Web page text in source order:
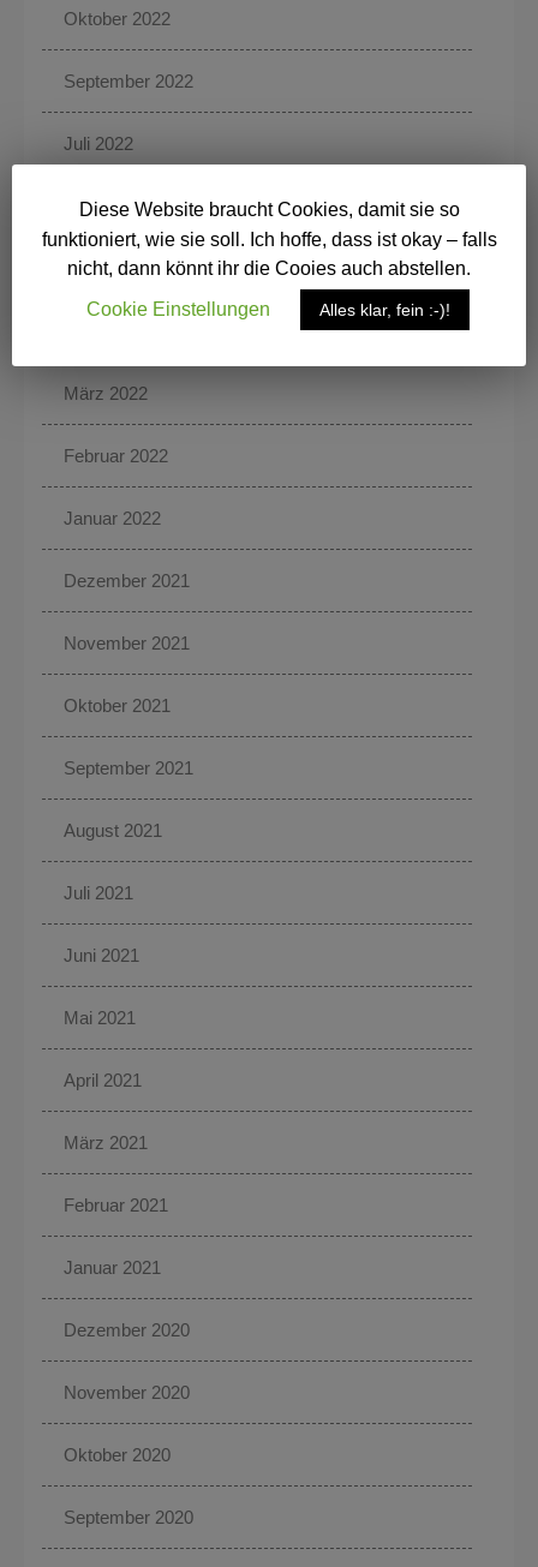
Oktober 2022
September 2022
Juli 2022
Juni 2022
Mai 2022
März 2022
Februar 2022
Januar 2022
Dezember 2021
November 2021
Oktober 2021
September 2021
August 2021
Juli 2021
Juni 2021
Mai 2021
April 2021
März 2021
Februar 2021
Januar 2021
Dezember 2020
November 2020
Oktober 2020
September 2020
Diese Website braucht Cookies, damit sie so
funktioniert, wie sie soll. Ich hoffe, dass ist okay – falls
nicht, dann könnt ihr die Cooies auch abstellen.
Cookie Einstellungen
Alles klar, fein :-)!